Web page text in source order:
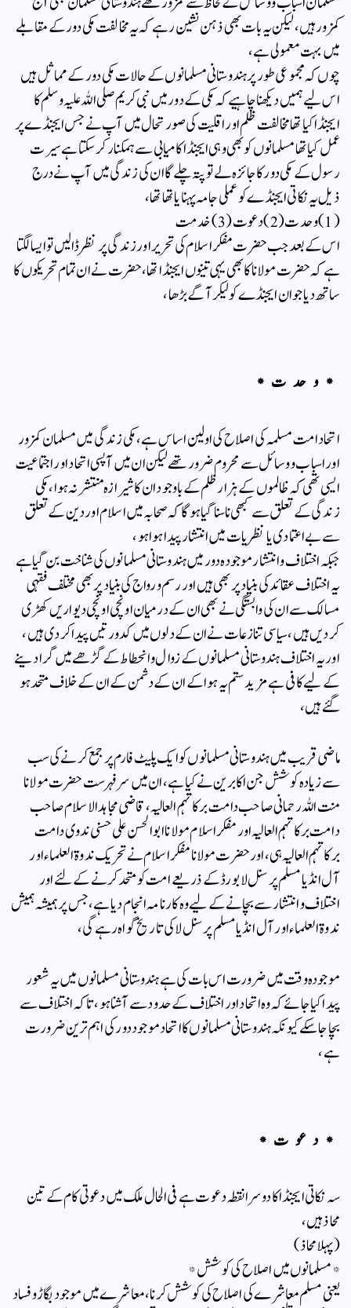
کمزور ہیں، لیکن یہ بات بھی ذہن نشین رہے کہ یہ مخالفت مکی دور کے مقابلے
میں بہت معمولی ہے ،
چوں کہ مجموعی طور پر ہندوستانی مسلمانوں کے حالات مکی دور کے مماثل ہیں
اس لیے ہمیں دیکھنا چاہیے کہ مکی کے دور میں نبی کریم صلی اللہ علیہ وسلم کا
ایجنڈا کیا تھا مخالفت ظلم اور اقلیت کی صورتحال میں آپ نے جس ایجنڈے پر
عمل کیا تھا مسلمانوں کو بھی وہی ایجنڈا کامیابی سے ہمکنار کر سکتا ہے سیرت
رسول کے مکی دور کا جائزہ لے تو پتہ چلے گا ان کی زندگی میں آپ نے درج
ذیل یہ نکاتی ایجنڈے کو عملی جامہ پہنایا تھا تھا،
(1) وحدت (2) دعوت (3) خدمت
اس کے بعد جب حضرت مفکر اسلام کی تحریر اور زندگی پر نظر ڈالیں تو ایسا لگتا
ہے کہ حضرت مولانا کا بھی یہی تینوں ایجنڈا تھا ،حضرت نے ان تمام تحریکوں کا
ساتھ دیا جو ان ایجنڈے کو لیکر آگے بڑھا،
*وحدت*
اتحاد امت مسلمہ کی اصلاح کی اولین اساس ہے، مکی زندگی میں مسلمان کمزور
اور اسباب و وسائل سے محروم ضرور تھے لیکن ان میں آپسی اتحاد اور اجتماعیت
ایسی تھی کہ ظالموں کے ہزار ظلم کے باوجود ان کا شیرازہ منتشر نہ ہوا ، مکی
زندگی کے تعلق سے کبھی نا سنا گیا ہوگا کہ صحابہ میں اسلام اور دین کے تعلق
سے بے اعتمادی یا نظریات میں انتشار پیدا ہوا ہو ،
جبکہ اختلاف و انتشار موجودہ دور میں ہندوستانی مسلمانوں کی شناخت بن گیا ہے
یہ اختلاف عقائد کی بنیاد پر بھی ہیں اور رسم و رواج کی بنیاد پر بھی مختلف فقہی
مسالک سے ان کی وابستگی نے بھی ان کے درمیان اونچی اونچی دیواریں کھڑی
کردیں ہیں ، سیاسی تنازعات نے ان کے دلوں میں کدورتیں پیدا کردی ہیں ،
اور یہ اختلاف ہندوستانی مسلمانوں کے زوال و انحطاط کے گڑھے میں گرا دینے
کے لیے کافی ہے مزید ستم یہ ہوا کے ان کے دشمن کے ان کے خلاف متحد ہو
گئے ہیں،
ماضی قریب میں ہندوستانی مسلمانوں کو ایک پلیٹ فارم پر جمع کرنے کی سب
سے زیادہ کوشش جن اکابرین نے کیا ہے، ان میں سر فہرست حضرت مولانا
منت اللہ رحمانی صاحب دامت برکاتہم العالیہ، قاضی مجاہد الاسلام صاحب
دامت برکاتہم العالیہ اور مفکر اسلام مولانا ابوالحسن علی حسنی ندوی دامت
برکاتہم العالیہ ہی،اور حضرت مولانا مفکر اسلام نے تحریک ندوۃ العلماء اور
آل انڈیا مسلم پرسنل لا بورڈ کے ذریعے امت کو متحد کرنے کے لئے اور
اختلاف و انتشار سےبچانے کے لیے وہ کارنامہ انجام دیا ہے ، جس پر ہمیشہ ہمیش
ندوۃ العلماء اور آل انڈیا مسلم پرسنل لا کی تاریخ گواہ رہے گی ،
موجودہ وقت میں ضرورت اس بات کی ہے ہندوستانی مسلمانوں میں یہ شعور
پیدا کیا جائے کہ وہ اتحاد اور اختلاف کے حدود سے آشنا ہو ،تا کہ اختلاف سے
بچا جاسکے کیونکہ ہندوستانی مسلمانوں کا اتحاد موجود دور کی اہم ترین ضرورت
ہے ،
*دعوت*
سہ نکاتی ایجنڈا کا دوسرا نقطہ دعوت ہے فی الحال ملک میں دعوتی کام کے تین
محاذ ہیں،
(پہلا محاذ)
*مسلمانوں میں اصلاح کی کوشش*
یعنی مسلم معاشرے کی اصلاح کی کوشش کرنا، معاشرے میں موجود بگاڑ و فساد